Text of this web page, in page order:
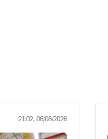
21:02, 06/08/2026